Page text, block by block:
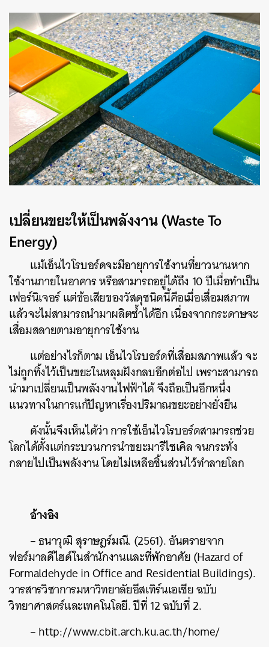
เปลี่ยนขยะให้เป็นพลังงาน (Waste To
Energy)
แม้เอ็นไวโรบอร์ดจะมีอายุการใช้งานที่ยาวนานหาก
ใช้งานภายในอาคาร หรือสามารถอยู่ได้ถึง 10 ปีเมื่อทำเป็น
เฟอร์นิเจอร์ แต่ข้อเสียของวัสดุชนิดนี้คือเมื่อเสื่อมสภาพ
แล้วจะไม่สามารถนำมาผลิตซ้ำได้อีก เนื่องจากกระดาษจะ
เสื่อมสลายตามอายุการใช้งาน
แต่อย่างไรก็ตาม เอ็นไวโรบอร์ดที่เสื่อมสภาพแล้ว จะ
ไม่ถูกทิ้งไว้เป็นขยะในหลุมฝังกลบอีกต่อไป เพราะสามารถ
นำมาเปลี่ยนเป็นพลังงานไฟฟ้าได้ จึงถือเป็นอีกหนึ่ง
แนวทางในการแก้ปัญหาเรื่องปริมาณขยะอย่างยั่งยืน
ดังนั้นจึงเห็นได้ว่า การใช้เอ็นไวโรบอร์ดสามารถช่วย
โลกได้ตั้งแต่กระบวนการนำขยะมารีไซเคิล จนกระทั่ง
กลายไปเป็นพลังงาน โดยไม่เหลือชิ้นส่วนไว้ทำลายโลก
อ้างอิง
– ธนาวุฒิ สุราษฎร์มณี. (2561). อันตรายจาก
ฟอร์มาลดีไฮด์ในสำนักงานและที่พักอาศัย (Hazard of
Formaldehyde in Office and Residential Buildings).
วารสารวิชาการมหาวิทยาลัยอีสเทิร์นเอเชีย ฉบับ
วิทยาศาสตร์และเทคโนโลยี. ปีที่ 12 ฉบับที่ 2.
– http://www.cbit.arch.ku.ac.th/home/